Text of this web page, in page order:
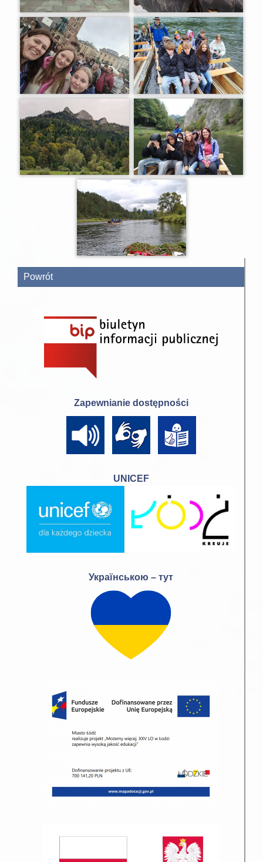
Powrót
Zapewnianie dostępności
UNICEF
Українською – тут